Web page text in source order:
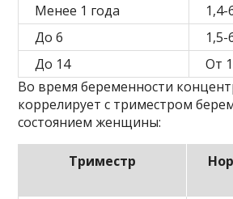
Менее 1 года
1,4-
До 6
1,5-
До 14
От
Во время беременности
коррелирует с триместром
состоянием женщины:
Триместр